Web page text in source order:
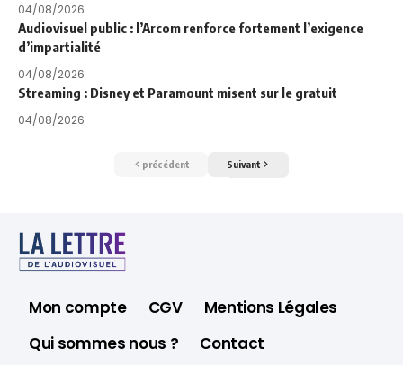
04/08/2026
Audiovisuel public : l’Arcom renforce fortement l’exigence
d’impartialité
04/08/2026
Streaming : Disney et Paramount misent sur le gratuit
04/08/2026
précédent Suivant
Mon compte CGV
Mentions Légales
Qui sommes nous ?
Contact